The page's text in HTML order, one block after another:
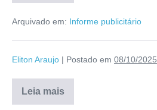
Arquivado em: Informe publicitário
Eliton Araujo | Postado em 08/10/2025
Leia mais